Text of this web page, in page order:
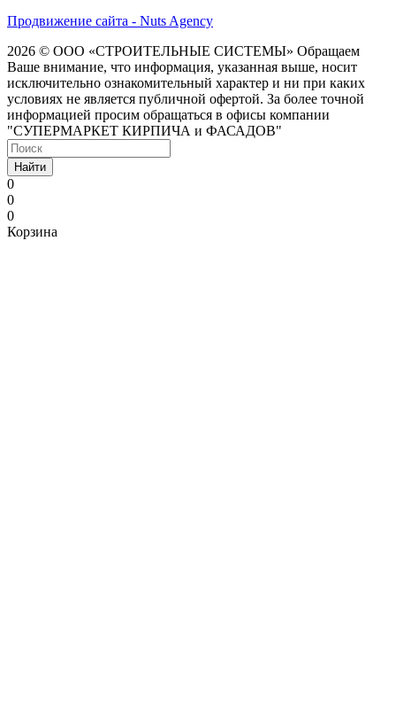
Продвижение сайта - Nuts Agency
2026 © ООО «СТРОИТЕЛЬНЫЕ СИСТЕМЫ» Обращаем
Ваше внимание, что информация, указанная выше, носит
исключительно ознакомительный характер и ни при каких
условиях не является публичной офертой. За более точной
информацией просим обращаться в офисы компании
"СУПЕРМАРКЕТ КИРПИЧА и ФАСАДОВ"
Найти
0
0
0
Корзина